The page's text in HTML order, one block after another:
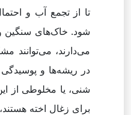
تا از تجمع آب و
شود. خاک‌های سنگین
می‌دارند، می‌توانند
در ریشه‌ها و پوسیدگی
شنی، یا مخلوطی از
برای زغال اخته